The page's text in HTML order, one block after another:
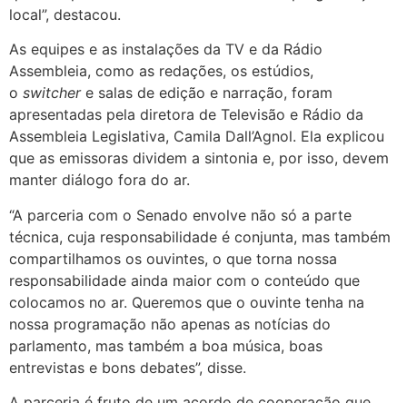
local”, destacou.
As equipes e as instalações da TV e da Rádio
Assembleia, como as redações, os estúdios,
o switchere salas de edição e narração, foram
apresentadas pela diretora de Televisão e Rádio da
Assembleia Legislativa, Camila Dall’Agnol. Ela explicou
que as emissoras dividem a sintonia e, por isso, devem
manter diálogo fora do ar.
“A parceria com o Senado envolve não só a parte
técnica, cuja responsabilidade é conjunta, mas também
compartilhamos os ouvintes, o que torna nossa
responsabilidade ainda maior com o conteúdo que
colocamos no ar. Queremos que o ouvinte tenha na
nossa programação não apenas as notícias do
parlamento, mas também a boa música, boas
entrevistas e bons debates”, disse.